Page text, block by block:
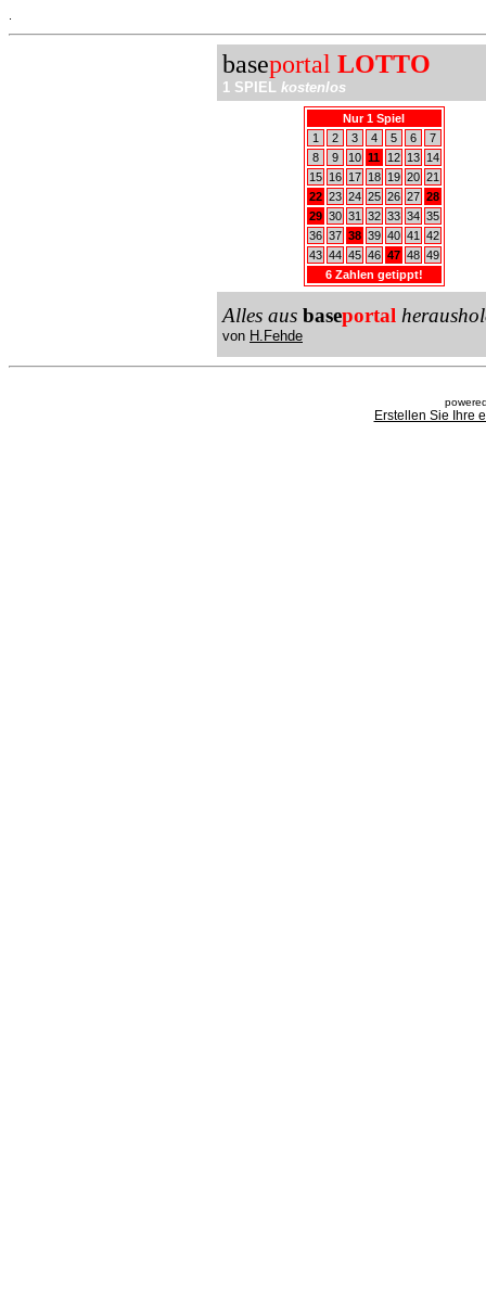
baseportal LOTTO
1 SPIEL kostenlos
Nur 1 Spiel
1
2 3 4 5 6
7
8
9 10 11 12 13
14
15
16 17 18 19 20 21
22 23 24 25 26 27 28
29 30 31 32 33 34 35
36 37 38 39 40 41
42
43 44 45 46 47 48 49
6 Zahlen getippt!
Alles aus baseportal
von H.Fehde
Erstellen Sie Ihre